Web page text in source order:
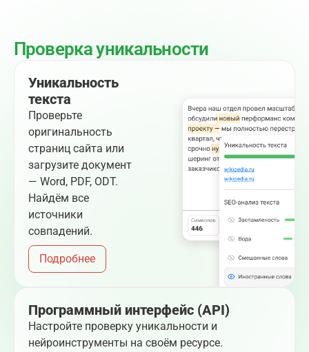
Проверка уникальности
Уникальность
текста
Проверьте
оригинальность
страниц сайта или
загрузите документ
— Word, PDF, ODT.
Найдём все
источники
совпадений.
Подробнее
Программный интерфейс (API)
Настройте проверку уникальности и
нейроинструменты на своём ресурсе.